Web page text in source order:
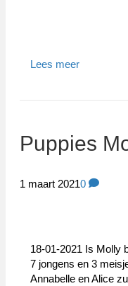
Lees meer
Puppies
1 maart 20210
18-01-2021 Is Molly
7 jongens en 3
Annabelle en Alice